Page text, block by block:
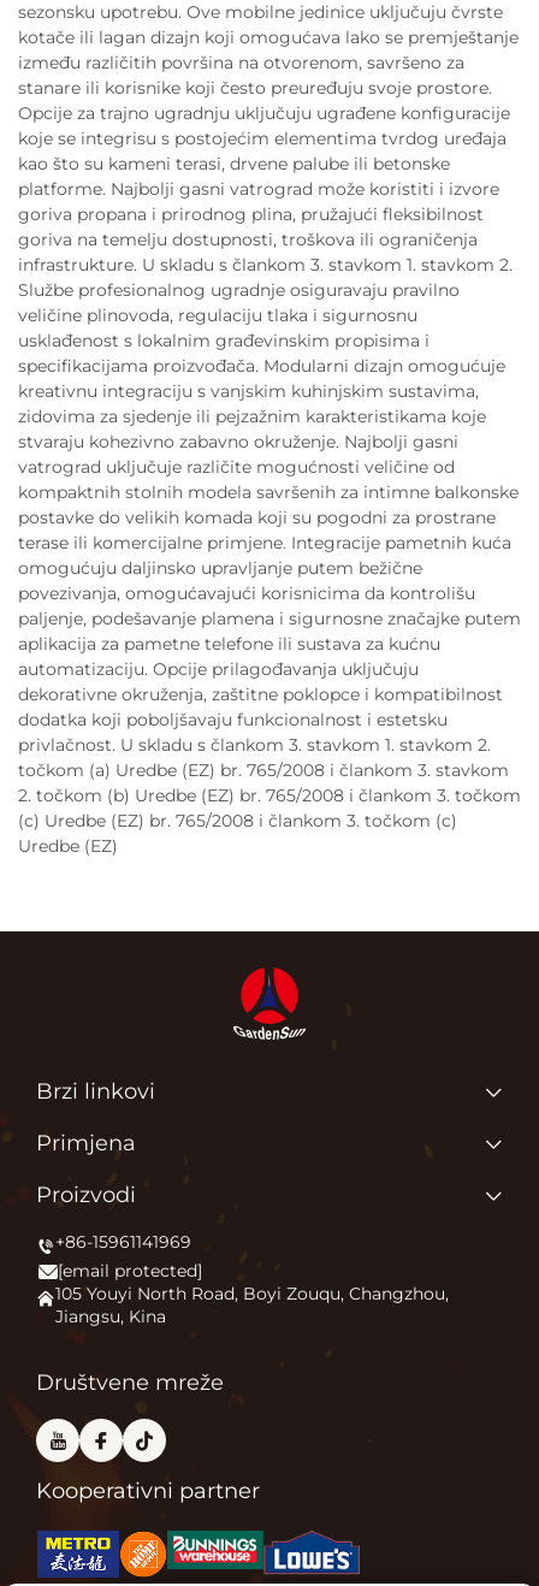
sezonsku upotrebu. Ove mobilne jedinice uključuju čvrste
kotače ili lagan dizajn koji omogućava lako se premještanje
između različitih površina na otvorenom, savršeno za
stanare ili korisnike koji često preuređuju svoje prostore.
Opcije za trajno ugradnju uključuju ugrađene konfiguracije
koje se integrisu s postojećim elementima tvrdog uređaja
kao što su kameni terasi, drvene palube ili betonske
platforme. Najbolji gasni vatrograd može koristiti i izvore
goriva propana i prirodnog plina, pružajući fleksibilnost
goriva na temelju dostupnosti, troškova ili ograničenja
infrastrukture. U skladu s člankom 3. stavkom 1. stavkom 2.
Službe profesionalnog ugradnje osiguravaju pravilno
veličine plinovoda, regulaciju tlaka i sigurnosnu
usklađenost s lokalnim građevinskim propisima i
specifikacijama proizvođača. Modularni dizajn omogućuje
kreativnu integraciju s vanjskim kuhinjskim sustavima,
zidovima za sjedenje ili pejzažnim karakteristikama koje
stvaraju kohezivno zabavno okruženje. Najbolji gasni
vatrograd uključuje različite mogućnosti veličine od
kompaktnih stolnih modela savršenih za intimne balkonske
postavke do velikih komada koji su pogodni za prostrane
terase ili komercijalne primjene. Integracije pametnih kuća
omogućuju daljinsko upravljanje putem bežične
povezivanja, omogućavajući korisnicima da kontrolišu
paljenje, podešavanje plamena i sigurnosne značajke putem
aplikacija za pametne telefone ili sustava za kućnu
automatizaciju. Opcije prilagođavanja uključuju
dekorativne okruženja, zaštitne poklopce i kompatibilnost
dodatka koji poboljšavaju funkcionalnost i estetsku
privlačnost. U skladu s člankom 3. stavkom 1. stavkom 2.
točkom (a) Uredbe (EZ) br. 765/2008 i člankom 3. stavkom
2. točkom (b) Uredbe (EZ) br. 765/2008 i člankom 3. točkom
(c) Uredbe (EZ) br. 765/2008 i člankom 3. točkom (c)
Uredbe (EZ)
Brzi linkovi
Glavna stranica
Novice
Primjena
Često Postavljana Pitanja
Primjena
Zašto volimo ono što radimo?
Proizvodi
Grejač terase
Kamin na otvorenom
Peć za pizzu
+86-15961141969
[email protected]
105 Youyi North Road, Boyi Zouqu, Changzhou,
Jiangsu, Kina
Društvene mreže
Kooperativni partner